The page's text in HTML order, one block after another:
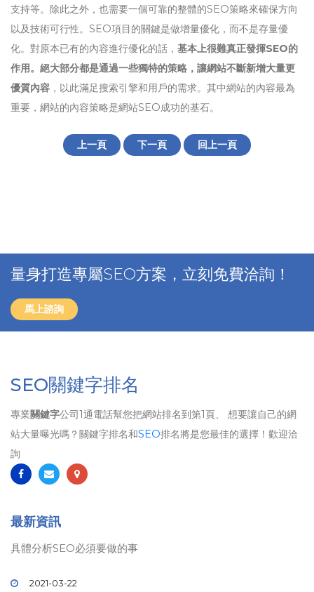
支持等。除此之外，也需要一個可靠的整體的SEO策略來確保方向
以及技術可行性。SEO項目的關鍵是做增量優化，而不是存量優
化。對原本已有的內容進行優化的話， 基本上很難真正發揮SEO的
作用。絕大部分都是通過一些獨特的策略，讓網站不斷新增大量更
優質內容 ，以此滿足搜索引擎和用戶的需求。其中網站的內容最為
重要，網站的內容策略是網站SEO成功的基石。
上一頁 下一頁 回上一頁
量身打造專屬SEO方案，立刻免費洽詢！
馬上諮詢
SEO關鍵字排名
專業關鍵字公司1通電話幫您把網站排名到第1頁、 想要讓自己的網
站大量曝光嗎？關鍵字排名和SEO排名將是您最佳的選擇！歡迎洽
詢
最新資訊
具體分析SEO必須要做的事
2021-03-22